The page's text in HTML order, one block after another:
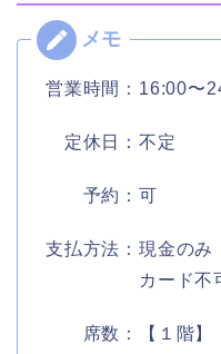
営業時間：16:00〜
定休日：不定
予約：可
支払方法：現金のみ
カード不可,
席数：【１階】